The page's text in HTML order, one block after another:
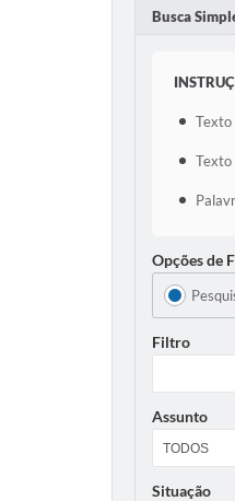
Busca
Texto
Texto
Opções de
Filtro
Assunto
Situação